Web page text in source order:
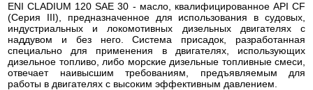
ENI CLADIUM 120 SAE 30 - масло, квалифицированное API CF
(Серия III), предназначенное для использования в судовых,
индустриальных и локомотивных дизельных двигателях с
наддувом и без него. Система присадок, разработанная
специально для применения в двигателях, использующих
дизельное топливо, либо морские дизельные топливные смеси,
отвечает наивысшим требованиям, предъявляемым для
работы в двигателях с высоким эффективным давлением.